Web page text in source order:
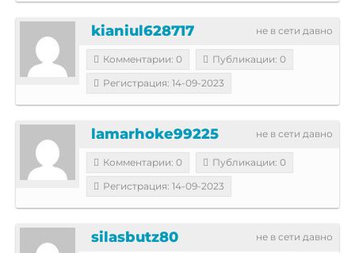
не в сети давно
kianiul628717
Комментарии: 0
Публикации: 0
Регистрация: 14-09-2023
не в сети давно
lamarhoke99225
Комментарии: 0
Публикации: 0
Регистрация: 14-09-2023
не в сети давно
silasbutz80